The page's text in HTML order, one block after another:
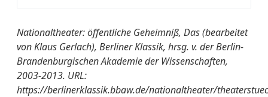
Informationen:
Nationaltheater
von A-Z:
Das öffentliche Geheimniß,
Lustspiel in 3 Akten
Quelle: VZ 1802, Nr. 88
Aufführung::
Nationaltheater
von A-Z:
Das öffentliche Geheimniß,
Nationaltheater: öffentliche Geheimniß, Das (bearbeitet
von Klaus Gerlach), Berliner Klassik, hrsg. v. der Berlin-
Brandenburgischen Akademie der Wissenschaften,
2003-2013. URL:
https://berlinerklassik.bbaw.de/nationaltheater/